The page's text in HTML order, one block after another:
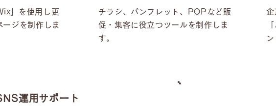
」を使用し更
ジを制作しま
チラシ、パンフレット、POPなど販
促・集客に役立つツールを制作しま
す。
企
運用サポート